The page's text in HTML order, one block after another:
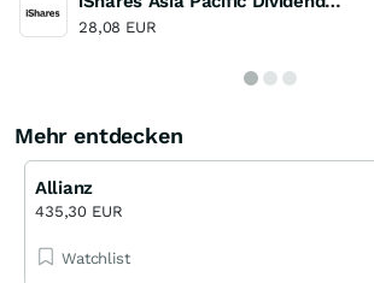
28,08 EUR
Mehr entdecken
Allianz
435,30 EUR
Watchlist